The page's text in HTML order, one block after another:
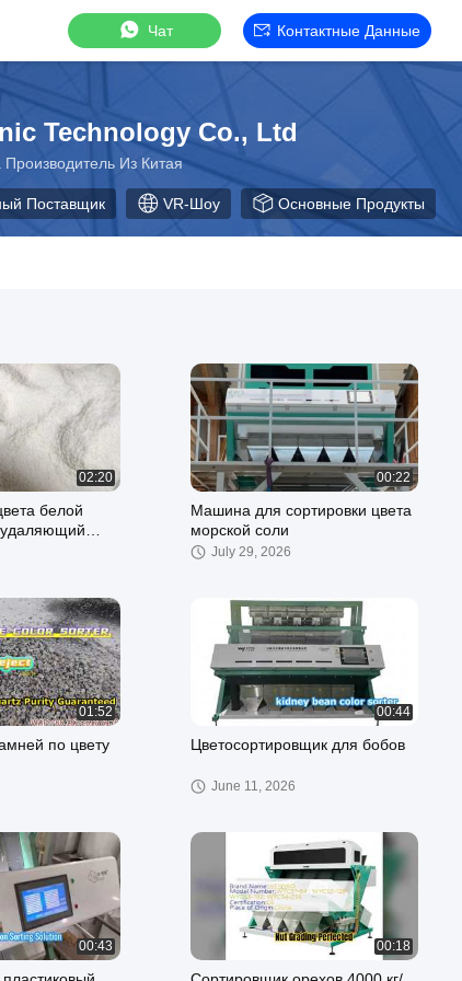
Чат Контактные Данные
Technology Co., Ltd
Из Китая
Поставщик VR-Шоу Основные Продукты
02:20
белой
удаляющий
00:22
Машина для сортировки цвета
морской соли
July 29, 2026
01:52
по цвету
00:44
Цветосортировщик для бобов
June 11, 2026
00:43 00:18